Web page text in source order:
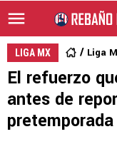
LIGA MX Liga
El refuerzo
antes de